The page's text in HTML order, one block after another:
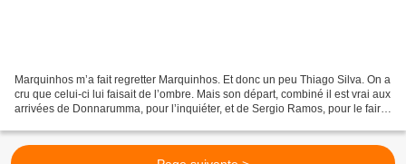
Marquinhos m’a fait regretter Marquinhos. Et donc un peu Thiago Silva. On a
cru que celui-ci lui faisait de l’ombre. Mais son départ, combiné il est vrai aux
arrivées de Donnarumma, pour l’inquiéter, et de Sergio Ramos, pour le faire